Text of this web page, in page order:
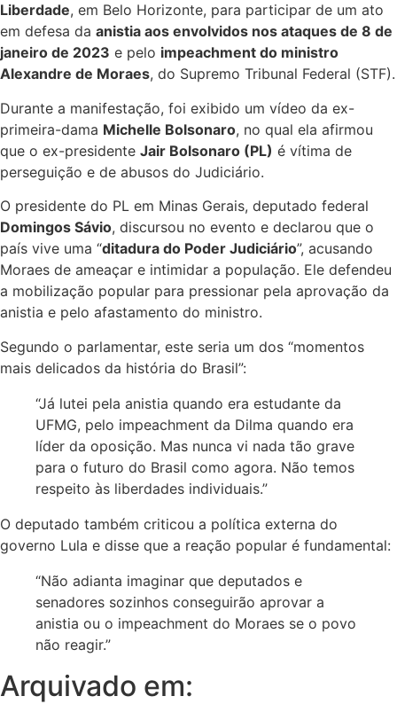
Liberdade, em Belo Horizonte, para participar de um ato
em defesa da anistia aos envolvidos nos ataques de 8 de
janeiro de 2023 e pelo impeachment do ministro
Alexandre de Moraes, do Supremo Tribunal Federal (STF).
Durante a manifestação, foi exibido um vídeo da ex-
primeira-dama Michelle Bolsonaro, no qual ela afirmou
que o ex-presidente Jair Bolsonaro (PL) é vítima de
perseguição e de abusos do Judiciário.
O presidente do PL em Minas Gerais, deputado federal
Domingos Sávio, discursou no evento e declarou que o
país vive uma “ditadura do Poder Judiciário”, acusando
Moraes de ameaçar e intimidar a população. Ele defendeu
a mobilização popular para pressionar pela aprovação da
anistia e pelo afastamento do ministro.
Segundo o parlamentar, este seria um dos “momentos
mais delicados da história do Brasil”:
“Já lutei pela anistia quando era estudante da
UFMG, pelo impeachment da Dilma quando era
líder da oposição. Mas nunca vi nada tão grave
para o futuro do Brasil como agora. Não temos
respeito às liberdades individuais.”
O deputado também criticou a política externa do
governo Lula e disse que a reação popular é fundamental:
“Não adianta imaginar que deputados e
senadores sozinhos conseguirão aprovar a
anistia ou o impeachment do Moraes se o povo
não reagir.”
Arquivado em: